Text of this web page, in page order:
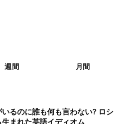
週間 月間
るのに誰も何も言わない? ロシ
まれた英語イディオム